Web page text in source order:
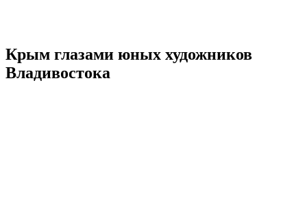
Крым глазами юных художников
Владивостока